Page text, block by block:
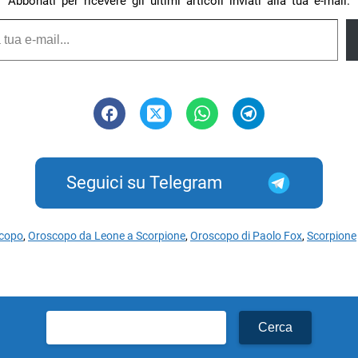
Seguici su Telegram
,Oroscopo da Leone a Scorpione,Oroscopo di Paolo Fox,Scorpione
per: